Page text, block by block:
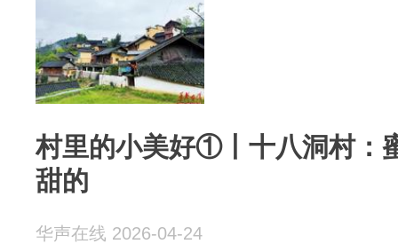
村里的小美好①丨十八洞村：
甜的
华声在线 2026-04-24